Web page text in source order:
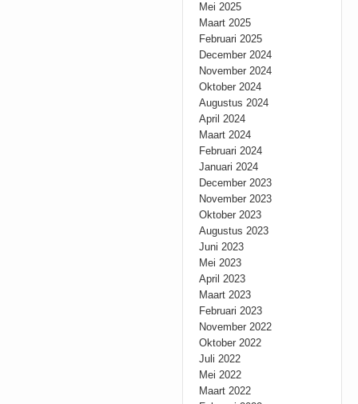
Mei 2025
Maart 2025
Februari 2025
December 2024
November 2024
Oktober 2024
Augustus 2024
April 2024
Maart 2024
Februari 2024
Januari 2024
December 2023
November 2023
Oktober 2023
Augustus 2023
Juni 2023
Mei 2023
April 2023
Maart 2023
Februari 2023
November 2022
Oktober 2022
Juli 2022
Mei 2022
Maart 2022